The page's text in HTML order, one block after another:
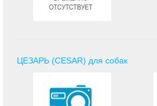
ЦЕЗАРЬ (CESAR) для собак